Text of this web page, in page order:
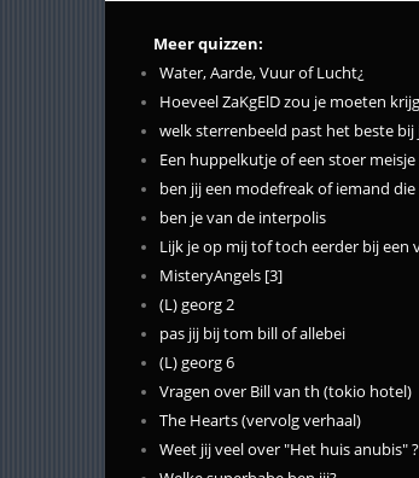
Meer quizzen:
Water, Aarde, Vuur of Lucht¿
Hoeveel ZaKgElD zou je moeten
welk sterrenbeeld past het beste bij
Een huppelkutje of een stoer meisje
ben jij een modefreak of iemand
ben je van de interpolis
Lijk je op mij tof toch eerder bij een
MisteryAngels [3]
(L) georg 2
pas jij bij tom bill of allebei
(L) georg 6
Vragen over Bill van th (tokio hotel)
The Hearts (vervolg verhaal)
Weet jij veel over "Het huis anubis" ?